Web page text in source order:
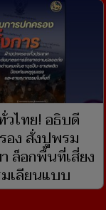
วไทย! อธิบดี
อง สั่งปูพรม
ล็อกพื้นที่เสี่ยง
เลียนแบบ